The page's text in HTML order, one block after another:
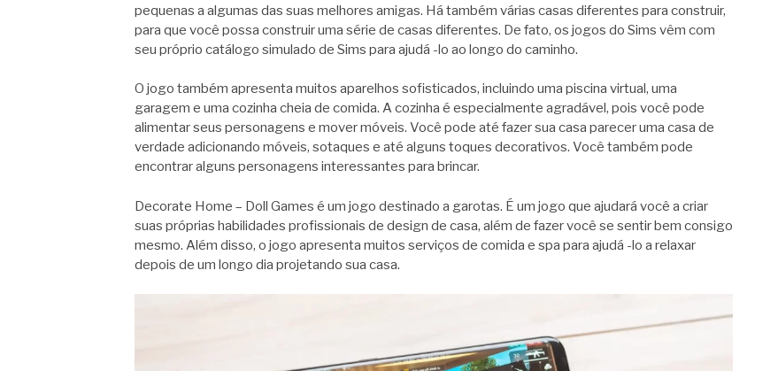
pequenas a algumas das suas melhores amigas. Há também várias casas diferentes para construir,
para que você possa construir uma série de casas diferentes. De fato, os jogos do Sims vêm com
seu próprio catálogo simulado de Sims para ajudá -lo ao longo do caminho.
O jogo também apresenta muitos aparelhos sofisticados, incluindo uma piscina virtual, uma
garagem e uma cozinha cheia de comida. A cozinha é especialmente agradável, pois você pode
alimentar seus personagens e mover móveis. Você pode até fazer sua casa parecer uma casa de
verdade adicionando móveis, sotaques e até alguns toques decorativos. Você também pode
encontrar alguns personagens interessantes para brincar.
Decorate Home – Doll Games é um jogo destinado a garotas. É um jogo que ajudará você a criar
suas próprias habilidades profissionais de design de casa, além de fazer você se sentir bem consigo
mesmo. Além disso, o jogo apresenta muitos serviços de comida e spa para ajudá -lo a relaxar
depois de um longo dia projetando sua casa.